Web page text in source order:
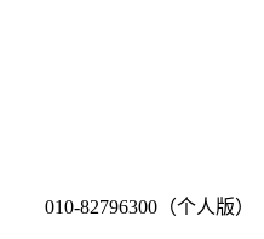
010-82796300（个人版）